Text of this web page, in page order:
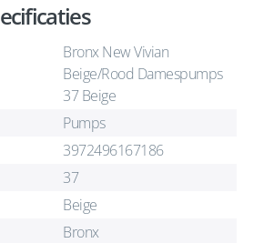
Bronx New Vivian
Beige/Rood Damespumps
37 Beige
Pumps
3972496167186
37
Beige
Bronx